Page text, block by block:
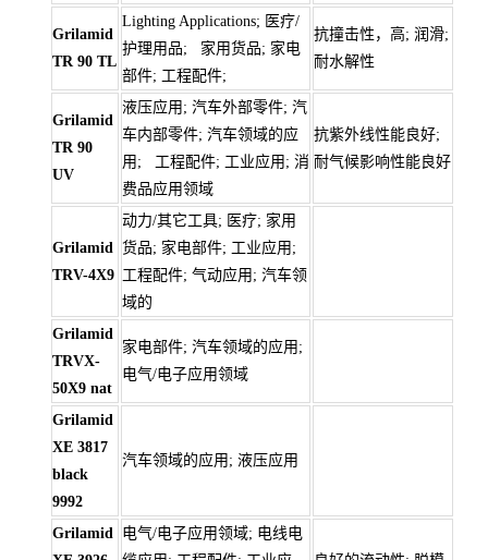
Grilamid
TR 90 TL
Lighting Applications; 医疗/
护理用品; 家用货品; 家电
部件; 工程配件;
抗撞击性，高; 润滑;
耐水解性
Grilamid
TR 90
UV
液压应用; 汽车外部零件; 汽
车内部零件; 汽车领域的应
用; 工程配件; 工业应用; 消
费品应用领域
抗紫外线性能良好;
耐气候影响性能良好
Grilamid
TRV-4X9
动力/其它工具; 医疗; 家用
货品; 家电部件; 工业应用;
工程配件; 气动应用; 汽车领
域的
Grilamid
TRVX-
50X9 nat
家电部件; 汽车领域的应用;
电气/电子应用领域
Grilamid
XE 3817
black
9992
汽车领域的应用; 液压应用
Grilamid
电气/电子应用领域; 电线电